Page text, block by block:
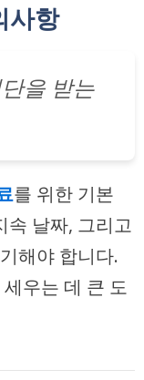
사항
을 받는
를 위한 기본
속 날짜, 그리고
해야 합니다.
우는 데 큰 도